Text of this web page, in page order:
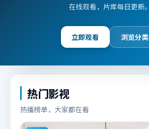
在线观看，片库每日更新。
立即观看 浏览分类
热门影视
热播榜单，大家都在看